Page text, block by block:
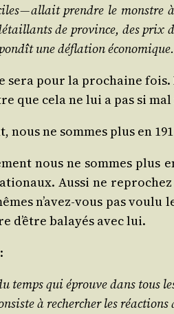
— allait prendre le
de pro­vince, des
une défla­tion économique.
sera pour la pro­chaine
que cela ne lui a pas si mal
nous ne sommes plus en
nous ne sommes plus
Aus­si ne
n’a­vez-vous pas
d’être balayés avec lui.
temps qui éprouve dans tous
à recher­cher les